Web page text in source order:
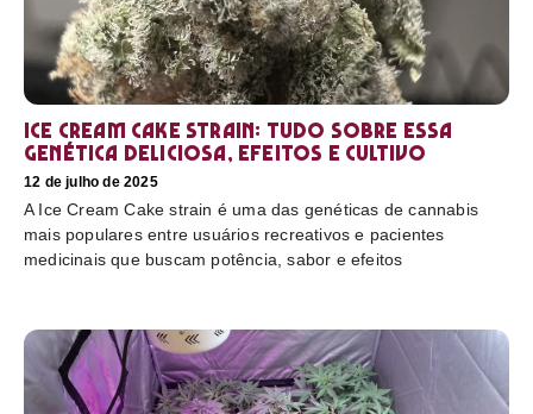
Ice Cream Cake Strain: tudo sobre essa
genética deliciosa, efeitos e cultivo
12 de julho de 2025
A Ice Cream Cake strain é uma das genéticas de cannabis
mais populares entre usuários recreativos e pacientes
medicinais que buscam potência, sabor e efeitos